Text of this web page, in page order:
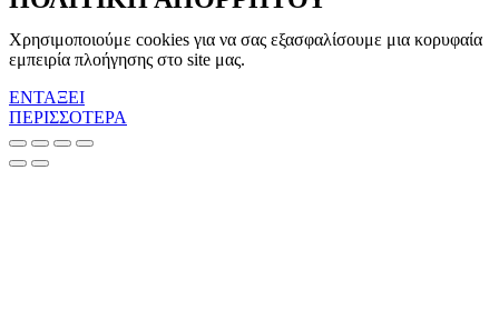
Χρησιμοποιούμε cookies για να σας εξασφαλίσουμε μια κορυφαία
εμπειρία πλοήγησης στο site μας.
ΕΝΤΑΞΕΙ
ΠΕΡΙΣΣΟΤΕΡΑ